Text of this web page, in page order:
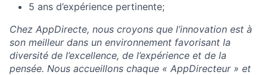
5 ans d’expérience pertinente;
Chez AppDirecte, nous croyons que l’innovation est à
son meilleur dans un environnement favorisant la
diversité de l’excellence, de l’expérience et de la
pensée. Nous accueillons chaque « AppDirecteur » et